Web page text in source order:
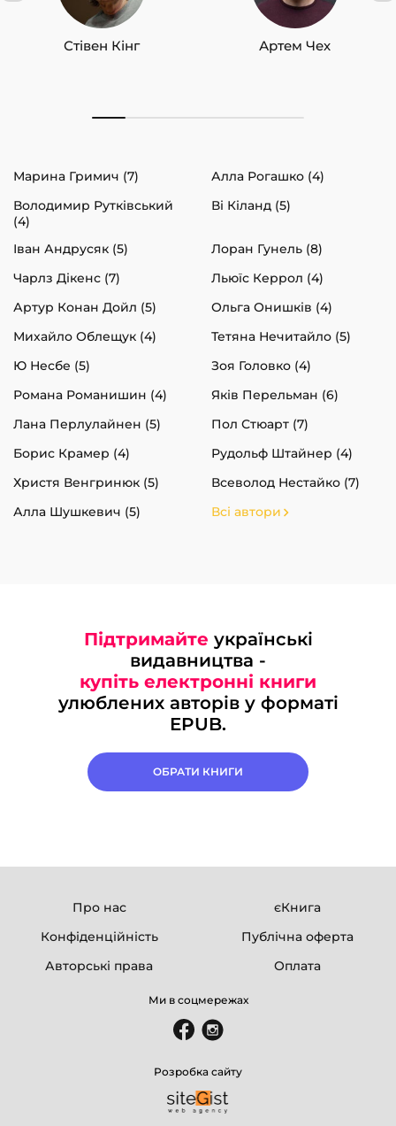
Стівен Кінг Артем Чех
Марина Гримич (7)
Алла Рогашко (4)
Володимир Рутківський
(4)
Ві Кіланд (5)
Іван Андрусяк (5)
Лоран Гунель (8)
Чарлз Дікенс (7)
Льюїс Керрол (4)
Артур Конан Дойл (5)
Ольга Онишків (4)
Михайло Облещук (4)
Тетяна Нечитайло (5)
Ю Несбе (5)
Зоя Головко (4)
Романа Романишин (4)
Яків Перельман (6)
Лана Перлулайнен (5)
Пол Стюарт (7)
Борис Крамер (4)
Рудольф Штайнер (4)
Христя Венгринюк (5)
Всеволод Нестайко (7)
Алла Шушкевич (5)
Всі автори
Підтримайте українські
видавництва -
купіть електронні книги
улюблених авторів у форматі
EPUB.
ОБРАТИ КНИГИ
Про нас
єКнига
Конфіденційність
Публічна оферта
Авторські права
Оплата
Ми в соцмережах
Розробка сайту